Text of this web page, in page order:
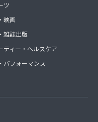
ツ
映画
雑誌出版
ティー・ヘルスケア
パフォーマンス